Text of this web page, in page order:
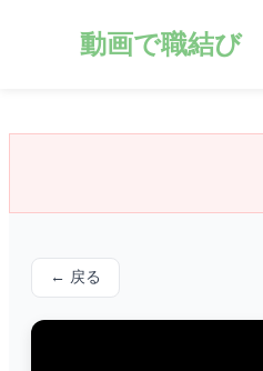
動画で職結び
← 戻る